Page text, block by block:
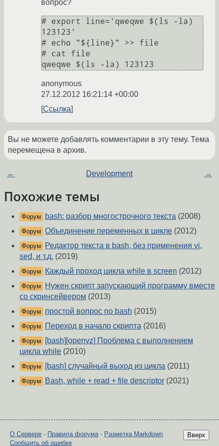
вопрос?
# export line='qweqwe $(ls -la)
123123'
# echo "${line}" >> file
# cat file
qweqwe $(ls -la) 123123
anonymous
27.12.2012 16:21:14 +00:00
Ссылка
Вы не можете добавлять комментарии в эту тему. Тема
перемещена в архив.
← Development →
Похожие темы
Форум bash: разбор многострочного текста (2008)
Форум Объединение переменных в цикле (2012)
Форум
Редактор текста в bash, без применения vi,
sed, и т.д. (2019)
Форум Каждый проход цикла while в screen (2012)
Форум
Нужен скрипт запускающий программу вместе
со скринсейвером (2013)
Форум простой вопрос по bash (2015)
Форум Переход в начало скрипта (2016)
Форум
[bash][openvz] Проблема с выполнением
цикла while (2010)
Форум [bash] случайный выход из цикла (2011)
Форум Bash, while + read + file descriptor (2021)
Вверх
О Сервере - Правила форума - Разметка Markdown
Сообщить об ошибке